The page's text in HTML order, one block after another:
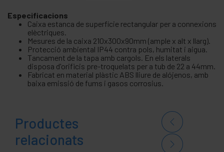
Especificacions
Caixa estanca de superfície rectangular per a connexions
elèctriques.
Mesures de la caixa 210x300x90mm (ample x alt x llarg).
Protecció ambiental IP44 contra pols, humitat i aigua.
Tancament de la tapa amb cargols. En els laterals
disposa d'orificis pre-troquelats per a tub de 22 a 44mm.
Fabricat en material plàstic ABS lliure de alójenos, amb
baixa emissió de fums i gasos corrosius.
Productes
relacionats